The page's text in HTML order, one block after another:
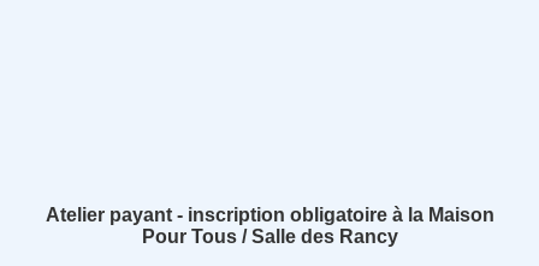
Atelier payant - inscription obligatoire à la Maison
Pour Tous / Salle des Rancy